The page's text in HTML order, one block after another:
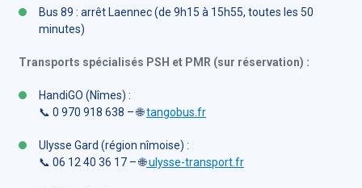
Bus 89 : arrêt Laennec (de 9h15 à 15h55, toutes les 50
minutes)
Transports spécialisés PSH et PMR (sur réservation) :
HandiGO (Nîmes) :
📞 0 970 918 638 – 🌐tangobus.fr
Ulysse Gard (région nîmoise) :
📞 06 12 40 36 17 – 🌐ulysse-transport.fr